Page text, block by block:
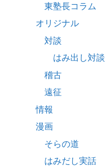
東塾長コラム
オリジナル
対談
はみ出し対談
稽古
遠征
情報
漫画
そらの道
はみだし実話